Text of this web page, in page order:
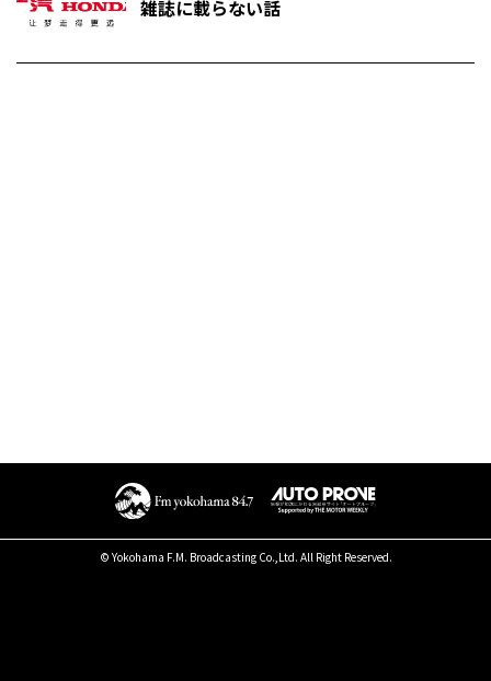
雑誌に載らない話
© Yokohama F.M. Broadcasting Co.,Ltd. All Right Reserved.